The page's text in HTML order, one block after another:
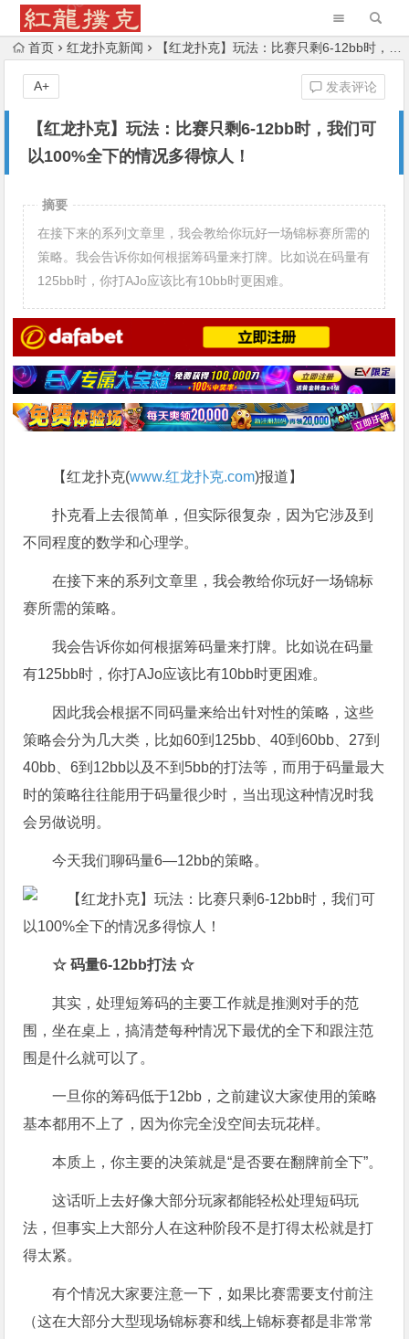
首页 红龙扑克新闻 【红龙扑克】玩法：比赛只剩6-12bb时，我们可以100%全下的情况多得惊人！
【红龙扑克】玩法：比赛只剩6-12bb时，我们可
以100%全下的情况多得惊人！
发表评论
A+
摘要
在接下来的系列文章里，我会教给你玩好一场锦标赛所需的
策略。我会告诉你如何根据筹码量来打牌。比如说在码量有
125bb时，你打AJo应该比有10bb时更困难。
【红龙扑克(www.红龙扑克.com)报道】
扑克看上去很简单，但实际很复杂，因为它涉及到
不同程度的数学和心理学。
在接下来的系列文章里，我会教给你玩好一场锦标
赛所需的策略。
我会告诉你如何根据筹码量来打牌。比如说在码量
有125bb时，你打AJo应该比有10bb时更困难。
因此我会根据不同码量来给出针对性的策略，这些
策略会分为几大类，比如60到125bb、40到60bb、27到
40bb、6到12bb以及不到5bb的打法等，而用于码量最大
时的策略往往能用于码量很少时，当出现这种情况时我
会另做说明。
今天我们聊码量6—12bb的策略。
☆ 码量6-12bb打法 ☆
其实，处理短筹码的主要工作就是推测对手的范
围，坐在桌上，搞清楚每种情况下最优的全下和跟注范
围是什么就可以了。
一旦你的筹码低于12bb，之前建议大家使用的策略
基本都用不上了，因为你完全没空间去玩花样。
本质上，你主要的决策就是“是否要在翻牌前全下”。
这话听上去好像大部分玩家都能轻松处理短码玩
法，但事实上大部分人在这种阶段不是打得太松就是打
得太紧。
有个情况大家要注意一下，如果比赛需要支付前注
（这在大部分大型现场锦标赛和线上锦标赛都是非常常